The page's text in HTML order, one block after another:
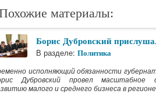
материалы:
Борис Дубровский
В разделе: Политика
исполняющий обязанности
Дубровский провел масштабное
малого и среднего бизнеса в